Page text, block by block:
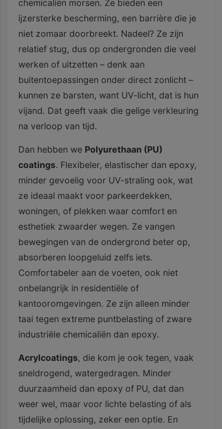
chemicaliën morsen. Ze bieden een
ijzersterke bescherming, een barrière die je
niet zomaar doorbreekt. Nadeel? Ze zijn
relatief stug, dus op ondergronden die veel
werken of uitzetten – denk aan
buitentoepassingen onder direct zonlicht –
kunnen ze barsten, want UV-licht, dat is hun
vijand. Dat geeft vaak die gelige verkleuring
na verloop van tijd.
Dan hebben we Polyurethaan (PU)
coatings. Flexibeler, elastischer dan epoxy,
minder gevoelig voor UV-straling ook, wat
ze ideaal maakt voor parkeerdekken,
woningen, of plekken waar comfort en
esthetiek zwaarder wegen. Ze vangen
bewegingen van de ondergrond beter op,
absorberen loopgeluid zelfs iets.
Comfortabeler aan de voeten, ook niet
onbelangrijk in residentiële of
kantooromgevingen. Ze zijn alleen minder
taai tegen extreme puntbelasting of zware
industriële chemicaliën dan epoxy.
Acrylcoatings, die kom je ook tegen, vaak
sneldrogend, watergedragen. Minder
duurzaamheid dan epoxy of PU, dat dan
weer wel, maar voor lichte belasting of als
tijdelijke oplossing, zeker een optie. En